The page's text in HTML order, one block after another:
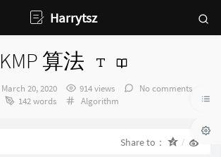
Harrytsz
KMP 算法
发
布
March 20, 2020 914 views
No comments
142 words
Categories：
Algorithm
Share to：